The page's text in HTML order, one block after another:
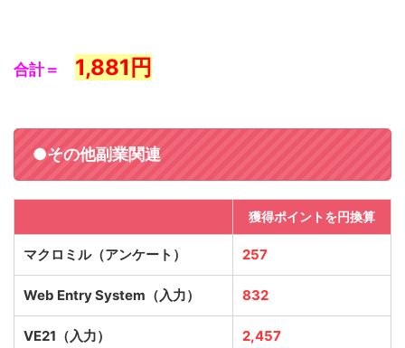
合計＝ 1,881 円
●その他副業関連
獲得ポイントを円換算
マクロミル（アンケート） 257
Web Entry System（入力） 832
VE21（入力） 2,457